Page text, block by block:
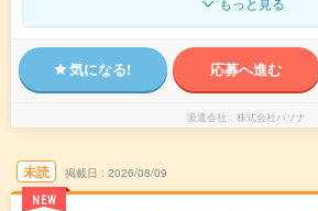
気になる! 応募へ進む
派遣会社 株式会社パソナ
未読
NEW
掲載日 2026/08/09